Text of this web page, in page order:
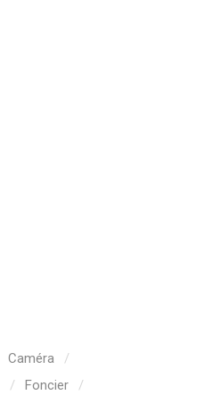
Caméra
Foncier